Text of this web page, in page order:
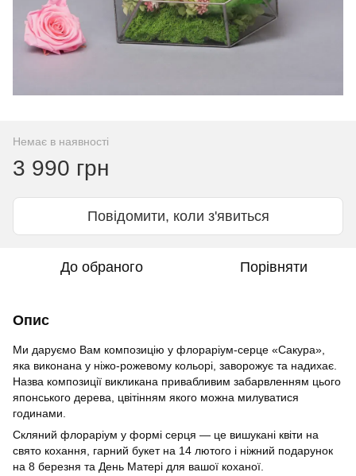
Немає в наявності
3 990 грн
Повідомити, коли з'явиться
До обраного Порівняти
Опис
Ми даруємо Вам композицію у флораріум-серце «Сакура»,
яка виконана у ніжо-рожевому кольорі, заворожує та надихає.
Назва композиції викликана привабливим забарвленням цього
японського дерева, цвітінням якого можна милуватися
годинами.
Скляний флораріум у формі серця — це вишукані квіти на
свято кохання, гарний букет на 14 лютого і ніжний подарунок
на 8 березня та День Матері для вашої коханої.